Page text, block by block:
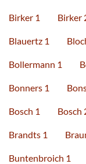
Birker 1 Birker
Blauertz 1
Bollermann 1
Bonners 1
Bosch 1 Bosch
Brandts 1
Buntenbroich 1